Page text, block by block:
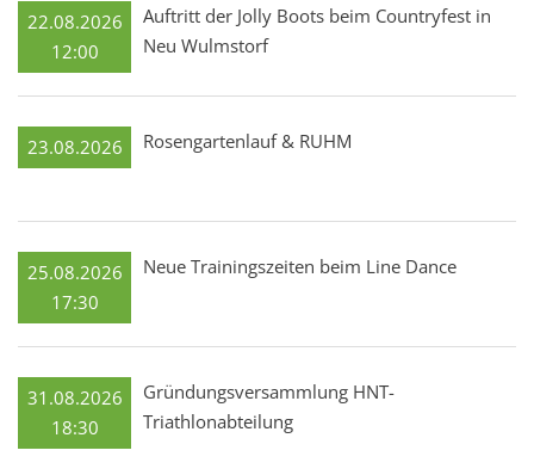
22.08.2026
12:00
Auftritt der Jolly Boots beim Countryfest in
Neu Wulmstorf
23.08.2026 Rosengartenlauf & RUHM
25.08.2026
17:30
Neue Trainingszeiten beim Line Dance
31.08.2026
18:30
Gründungsversammlung HNT-
Triathlonabteilung